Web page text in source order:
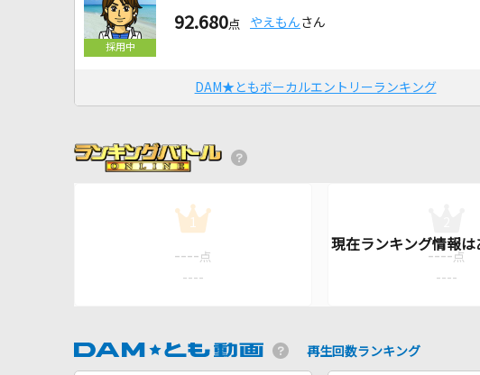
92.680点 やえもん さん
DAM★ともボーカルエントリーランキング
1
---- 点
----
---- 点
----
再生回数ランキング